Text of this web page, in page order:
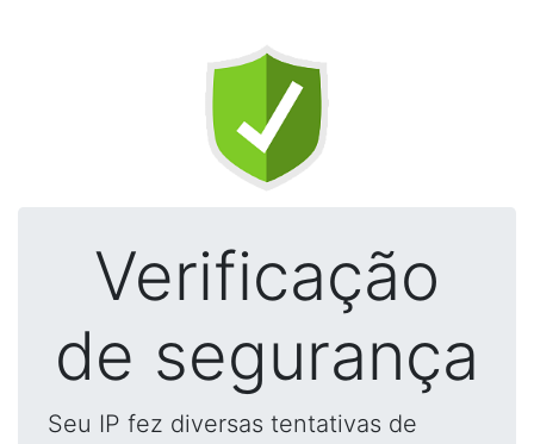
Verificação
de segurança
Seu IP fez diversas tentativas de